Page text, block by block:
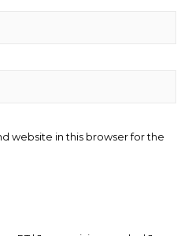
website in this browser for the